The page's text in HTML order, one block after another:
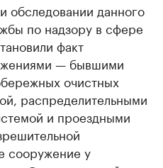
обследовании данного
по надзору в сфере
факт
— бывшими
очистных
распределительными
и проездными
сооружение у